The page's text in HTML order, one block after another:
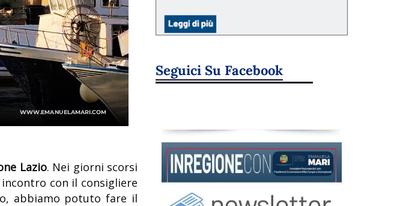
Lazio. Nei giorni scorsi
con il consigliere
abbiamo potuto fare il
Seguici Su Facebook